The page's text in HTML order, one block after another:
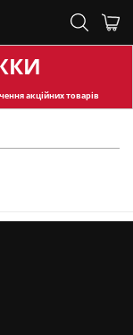
акційних товарів